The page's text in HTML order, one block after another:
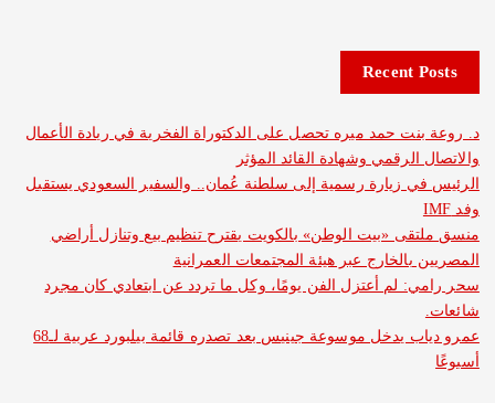
Recent
حمد ميره تحصل على الدكتوراة الفخرية في ريادة الأعمال
وشهادة القائد المؤثر
زيارة رسمية إلى سلطنة عُمان.. والسفير السعودي يستقبل
«بيت الوطن» بالكويت يقترح تنظيم بيع وتنازل أراضي
عبر هيئة المجتمعات العمرانية
لم أعتزل الفن يومًا، وكل ما تردد عن ابتعادي كان مجرد
عمرو دياب يدخل موسوعة جينيس بعد تصدره قائمة بيلبورد عربية لـ68